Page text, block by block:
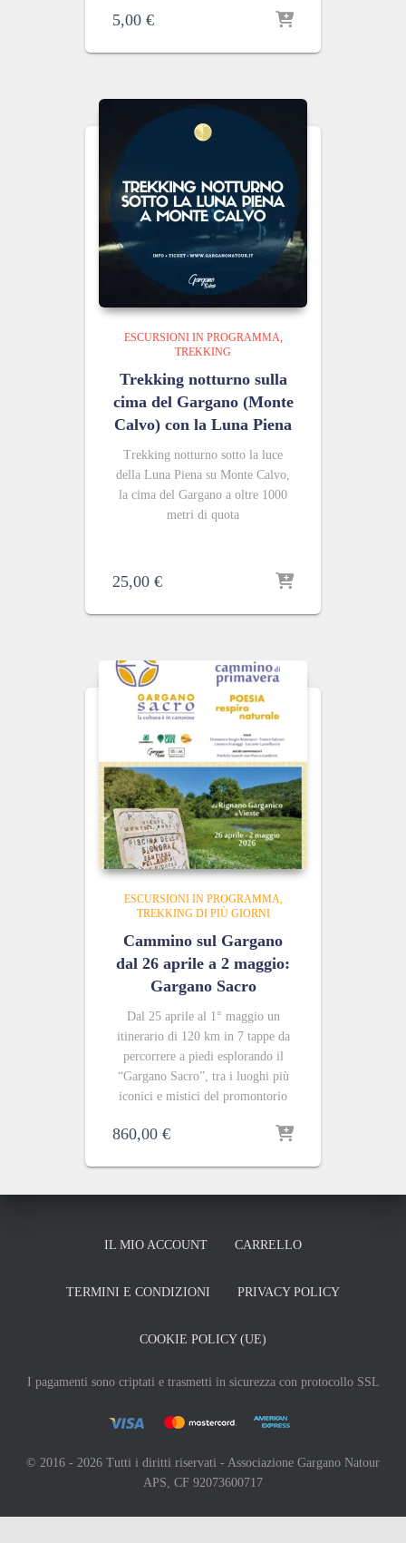
5,00 €
ESCURSIONI IN PROGRAMMA
TREKKING
Trekking notturno sulla
cima del Gargano (Monte
Calvo) con la Luna Piena
Trekking notturno sotto la luce
della Luna Piena su Monte Calvo,
la cima del Gargano a oltre 1000
metri di quota
25,00 €
ESCURSIONI IN PROGRAMMA
TREKKING DI PIÙ GIORNI
Cammino sul Gargano
dal 26 aprile a 2 maggio:
Gargano Sacro
Dal 25 aprile al 1° maggio un
itinerario di 120 km in 7 tappe da
percorrere a piedi esplorando il
“Gargano Sacro”, tra i luoghi più
iconici e mistici del promontorio
860,00 €
IL MIO ACCOUNT CARRELLO
TERMINI E CONDIZIONI PRIVACY POLICY
COOKIE POLICY (UE)
I pagamenti sono criptati e trasmetti in sicurezza con protocollo SSL
© 2016 - 2026 Tutti i diritti riservati - Associazione Gargano Natour
APS, CF 92073600717